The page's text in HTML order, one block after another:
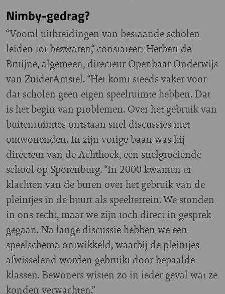
Nimby-gedrag?
“Vooral uitbreidingen van bestaande scholen
leiden tot bezwaren,“ constateert Herbert de
Bruijne, algemeen, directeur Openbaar Onderwijs
van ZuiderAmstel. “Het komt steeds vaker voor
dat scholen geen eigen speelruimte hebben. Dat
is het begin van problemen. Over het gebruik van
buitenruimtes ontstaan snel discussies met
omwonenden. In zijn vorige baan was hij
directeur van de Achthoek, een snelgroeiende
school op Sporenburg. “In 2000 kwamen er
klachten van de buren over het gebruik van de
pleintjes in de buurt als speelterrein. We stonden
in ons recht, maar we zijn toch direct in gesprek
gegaan. Na lange discussie hebben we een
speelschema ontwikkeld, waarbij de pleintjes
afwisselend worden gebruikt door bepaalde
klassen. Bewoners wisten zo in ieder geval wat ze
konden verwachten.”